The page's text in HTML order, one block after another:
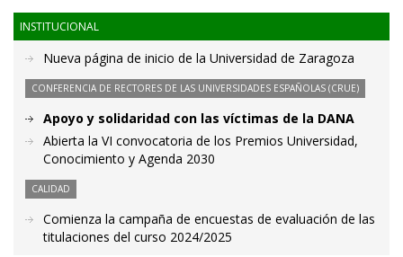
INSTITUCIONAL
Nueva página de inicio de la Universidad de Zaragoza
CONFERENCIA DE RECTORES DE LAS UNIVERSIDADES ESPAÑOLAS (CRUE)
Apoyo y solidaridad con las víctimas de la DANA
Abierta la VI convocatoria de los Premios Universidad,
Conocimiento y Agenda 2030
CALIDAD
Comienza la campaña de encuestas de evaluación de las
titulaciones del curso 2024/2025